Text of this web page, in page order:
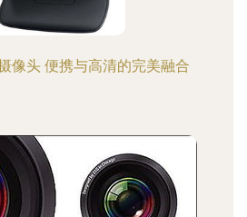
像头 便携与高清的完美融合